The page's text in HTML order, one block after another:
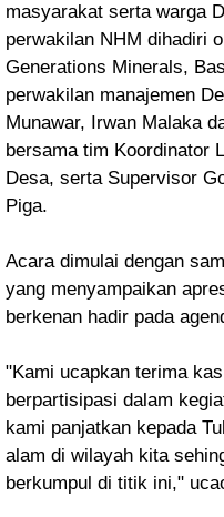
masyarakat serta warga
perwakilan NHM dihadiri
Generations Minerals,
perwakilan manajemen
Munawar, Irwan Malaka
bersama tim Koordinator
Desa, serta Supervisor
Piga.
Acara dimulai dengan
yang menyampaikan
berkenan hadir pada
"Kami ucapkan terima
berpartisipasi dalam
kami panjatkan kepada
alam di wilayah kita
berkumpul di titik ini,"